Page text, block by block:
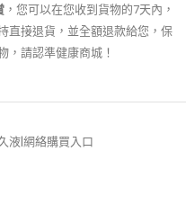
，您可以在您收到貨物的7天內，
直接退貨，並全額退款給您，保
，請認準健康商城！
液|網絡購買入口